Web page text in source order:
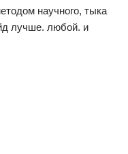
научного, тыка
лучше. любой. и